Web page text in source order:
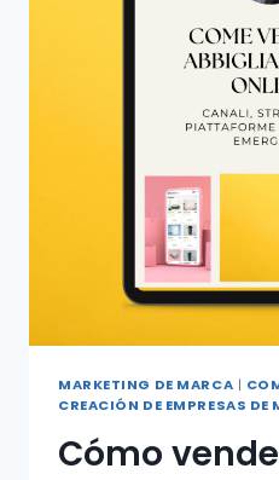
MARKETING DE MARCA |
CREACIÓN DE EMPRESAS DE
Cómo